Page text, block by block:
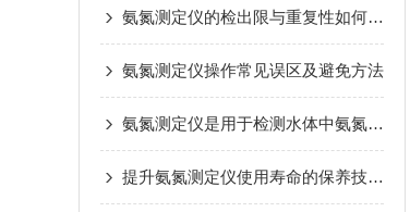
氨氮测定仪的检出限与重复性如何验证？
氨氮测定仪操作常见误区及避免方法
氨氮测定仪是用于检测水体中氨氮含量的设备
提升氨氮测定仪使用寿命的保养技巧与方法